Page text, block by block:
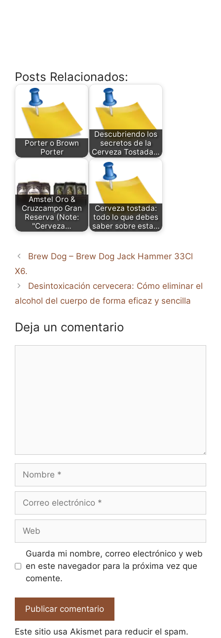
Posts Relacionados:
Porter o Brown
Porter
Descubriendo los
secretos de la
Cerveza Tostada…
Amstel Oro &
Cruzcampo Gran
Reserva (Note:
"Cerveza…
Cerveza tostada:
todo lo que debes
saber sobre esta…
Brew Dog – Brew Dog Jack Hammer 33Cl
X6.
Desintoxicación cervecera: Cómo eliminar el
alcohol del cuerpo de forma eficaz y sencilla
Deja un comentario
Nombre
Correo
Web
Guarda mi nombre, correo electrónico y web
en este navegador para la próxima vez que
comente.
Este sitio usa Akismet para reducir el spam.